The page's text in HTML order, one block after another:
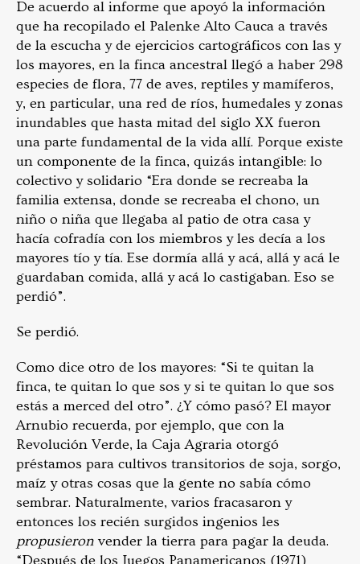
De acuerdo al informe que apoyó la información
que ha recopilado el Palenke Alto Cauca a través
de la escucha y de ejercicios cartográficos con las y
los mayores, en la finca ancestral llegó a haber 298
especies de flora, 77 de aves, reptiles y mamíferos,
y, en particular, una red de ríos, humedales y zonas
inundables que hasta mitad del siglo XX fueron
una parte fundamental de la vida allí. Porque existe
un componente de la finca, quizás intangible: lo
colectivo y solidario “Era donde se recreaba la
familia extensa, donde se recreaba el chono, un
niño o niña que llegaba al patio de otra casa y
hacía cofradía con los miembros y les decía a los
mayores tío y tía. Ese dormía allá y acá, allá y acá le
guardaban comida, allá y acá lo castigaban. Eso se
perdió”.
Se perdió.
Como dice otro de los mayores: “Si te quitan la
finca, te quitan lo que sos y si te quitan lo que sos
estás a merced del otro”. ¿Y cómo pasó? El mayor
Arnubio recuerda, por ejemplo, que con la
Revolución Verde, la Caja Agraria otorgó
préstamos para cultivos transitorios de soja, sorgo,
maíz y otras cosas que la gente no sabía cómo
sembrar. Naturalmente, varios fracasaron y
entonces los recién surgidos ingenios les
propusieron vender la tierra para pagar la deuda.
“Después de los Juegos Panamericanos (1971)